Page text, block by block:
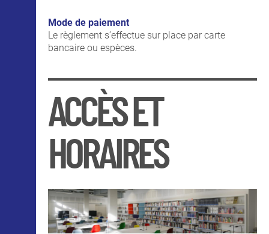
Mode de paiement
Le règlement s’effectue sur place par carte
bancaire ou espèces.
ACCÈS ET
HORAIRES